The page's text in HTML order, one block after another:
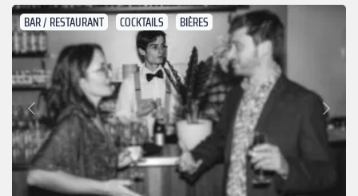
BAR / RESTAURANT COCKTAILS BIÈRES
Précédent
Suivant